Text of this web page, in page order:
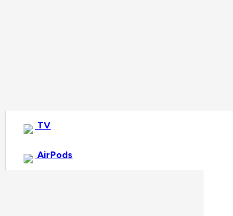
TV
AirPods
Riadok 14
Pohodlné